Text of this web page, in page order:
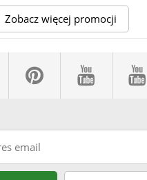
Zobacz więcej promocji
pinterest